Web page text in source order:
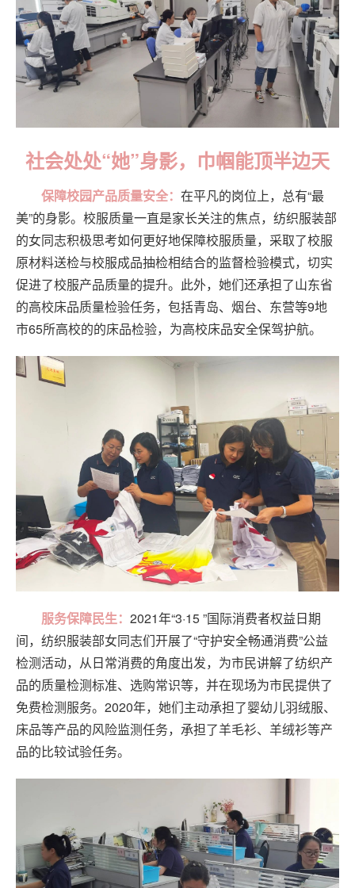
社会处处“她”身影，巾帼能顶半边天
保障校园产品质量安全： 在平凡的岗位上，总有“最
美”的身影。校服质量一直是家长关注的焦点，纺织服装部
的女同志积极思考如何更好地保障校服质量，采取了校服
原材料送检与校服成品抽检相结合的监督检验模式，切实
促进了校服产品质量的提升。此外，她们还承担了山东省
的高校床品质量检验任务，包括青岛、烟台、东营等9地
市65所高校的的床品检验，为高校床品安全保驾护航。
服务保障民生： 2021年“3·15 ”国际消费者权益日期
间，纺织服装部女同志们开展了“守护安全畅通消费”公益
检测活动，从日常消费的角度出发，为市民讲解了纺织产
品的质量检测标准、选购常识等，并在现场为市民提供了
免费检测服务。2020年，她们主动承担了婴幼儿羽绒服、
床品等产品的风险监测任务，承担了羊毛衫、羊绒衫等产
品的比较试验任务。